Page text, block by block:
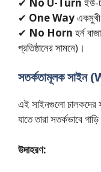
✔ One Wayএকমুখী
✔ No Horn হর্ন
প্রতিষ্ঠানের সামনে)।
সতর্কতামূলক
এই সাইনগুলো চালকদের
যাতে তারা সতর্কভাবে
উদাহরণ: